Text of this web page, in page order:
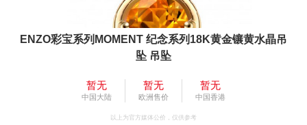
ENZO彩宝系列MOMENT 纪念系列18K黄金镶黄水晶吊
坠 吊坠
暂无
中国大陆
暂无
欧洲售价
暂无
中国香港
以上为官方媒体公价，仅供参考